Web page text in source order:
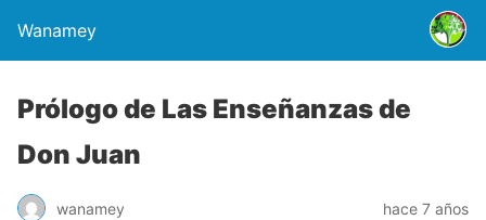
Wanamey
Prólogo de Las Enseñanzas de
Don Juan
wanamey hace 7 años